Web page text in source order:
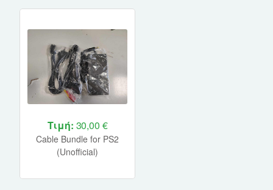
Τιμή: 30,00 €
Cable Bundle for PS2
(Unofficial)